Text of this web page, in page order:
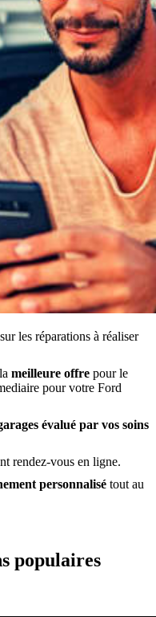
les réparations à réaliser
meilleure offre pour le
pour votre Ford
évalué par vos soins
rendez-vous en ligne.
personnalisé tout au
populaires